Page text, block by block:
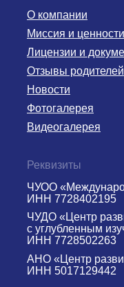
ЧУДО «Центр
с углубленным
ИНН 7728502263
АНО «Центр
ИНН 5017129442
ЧУОО
ИНН 7728402195
Реквизиты
Новости
Видеогалерея
Фотогалерея
О компании
Отзывы родителей
Миссия и ценности
Лицензии и